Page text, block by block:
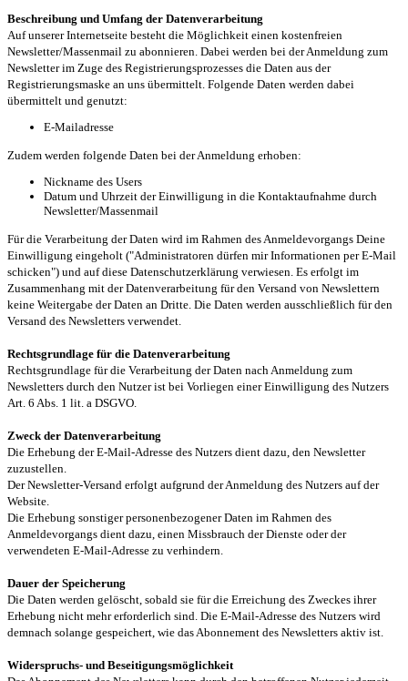
Beschreibung und Umfang der Datenverarbeitung
Auf unserer Internetseite besteht die Möglichkeit einen kostenfreien
Newsletter/Massenmail zu abonnieren. Dabei werden bei der Anmeldung zum
Newsletter im Zuge des Registrierungsprozesses die Daten aus der
Registrierungsmaske an uns übermittelt. Folgende Daten werden dabei
übermittelt und genutzt:
E-Mailadresse
Zudem werden folgende Daten bei der Anmeldung erhoben:
Nickname des Users
Datum und Uhrzeit der Einwilligung in die Kontaktaufnahme durch
Newsletter/Massenmail
Für die Verarbeitung der Daten wird im Rahmen des Anmeldevorgangs Deine
Einwilligung eingeholt ("Administratoren dürfen mir Informationen per E-Mail
schicken") und auf diese Datenschutzerklärung verwiesen. Es erfolgt im
Zusammenhang mit der Datenverarbeitung für den Versand von Newslettern
keine Weitergabe der Daten an Dritte. Die Daten werden ausschließlich für den
Versand des Newsletters verwendet.
Rechtsgrundlage für die Datenverarbeitung
Rechtsgrundlage für die Verarbeitung der Daten nach Anmeldung zum
Newsletters durch den Nutzer ist bei Vorliegen einer Einwilligung des Nutzers
Art. 6 Abs. 1 lit. a DSGVO.
Zweck der Datenverarbeitung
Die Erhebung der E-Mail-Adresse des Nutzers dient dazu, den Newsletter
zuzustellen.
Der Newsletter-Versand erfolgt aufgrund der Anmeldung des Nutzers auf der
Website.
Die Erhebung sonstiger personenbezogener Daten im Rahmen des
Anmeldevorgangs dient dazu, einen Missbrauch der Dienste oder der
verwendeten E-Mail-Adresse zu verhindern.
Dauer der Speicherung
Die Daten werden gelöscht, sobald sie für die Erreichung des Zweckes ihrer
Erhebung nicht mehr erforderlich sind. Die E-Mail-Adresse des Nutzers wird
demnach solange gespeichert, wie das Abonnement des Newsletters aktiv ist.
Widerspruchs- und Beseitigungsmöglichkeit